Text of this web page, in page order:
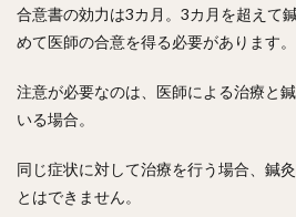
合意書の効力は3カ月。3カ月を超えて
めて医師の合意を得る必要があります。
注意が必要なのは、医師による治療と
いる場合。
同じ症状に対して治療を行う場合、鍼
とはできません。